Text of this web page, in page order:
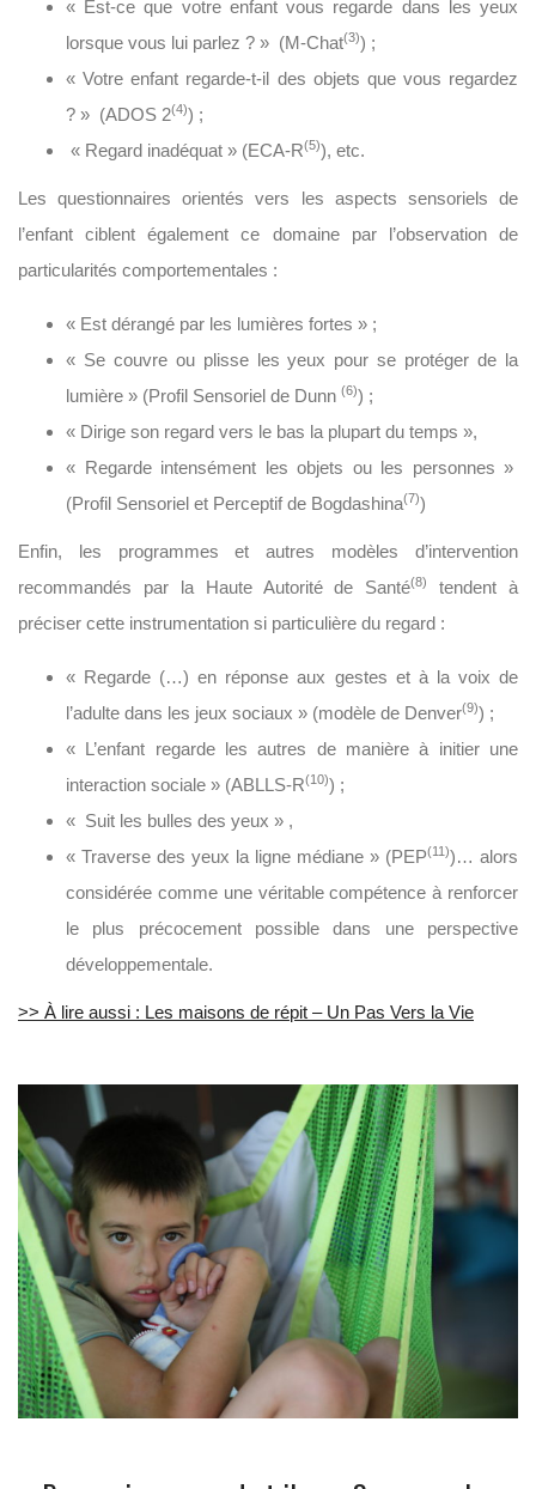
« Est-ce que votre enfant vous regarde dans les yeux
lorsque vous lui parlez ? » (M-Chat(3)) ;
«Votre enfant regarde-t-il des objets que vous regardez
? » (ADOS 2(4)) ;
« Regard inadéquat » (ECA-R(5)), etc.
Les questionnaires orientés vers les aspects sensoriels de
l’enfant ciblent également ce domaine par l’observation de
particularités comportementales :
« Est dérangé par les lumières fortes » ;
« Se couvre ou plisse les yeux pour se protéger de la
lumière » (Profil Sensoriel de Dunn (6)) ;
« Dirige son regard vers le bas la plupart du temps »,
« Regarde intensément les objets ou les personnes »
(Profil Sensoriel et Perceptif de Bogdashina(7))
Enfin, les programmes et autres modèles d’intervention
recommandés par la Haute Autorité de Santé(8)
tendent à
préciser cette instrumentation si particulière du regard :
« Regarde (…) en réponse aux gestes et à la voix de
l’adulte dans les jeux sociaux » (modèle de Denver(9)) ;
« L’enfant regarde les autres de manière à initier une
interaction sociale » (ABLLS-R(10)) ;
« Suit les bulles des yeux » ,
« Traverse des yeux la ligne médiane » (PEP(11))… alors
considérée comme une véritable compétence à renforcer
le plus précocement possible dans une perspective
développementale.
>> À lire aussi : Les maisons de répit – Un Pas Vers la Vie